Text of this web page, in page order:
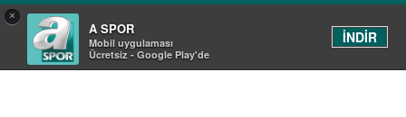
×
A SPOR
Mobil uygulaması
Ücretsiz - Google Play'de
İNDİR